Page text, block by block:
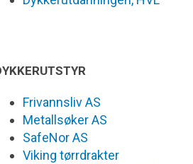
Frivannsliv AS
Metallsøker AS
SafeNor AS
Viking tørrdrakter